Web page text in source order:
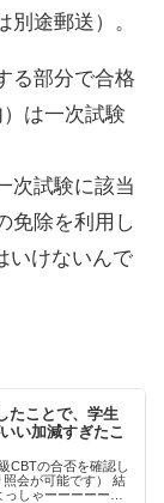
別途郵送）。
る部分で合格
は一次試験
次試験に該当
免除を利用し
いけないんで
たことで、学生
い加減すぎたこ
CBTの合否を確認し
照会が可能です） 結
しゃーーーーー